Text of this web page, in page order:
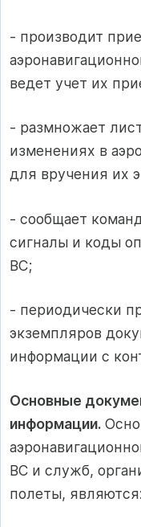
- производит
ведет учет их
- размножает
изменениях в
для вручения их
- сообщает
сигналы и коды
ВС;
- периодически
экземпляров
информации с
Основные
информации.
ВС и служб,
полеты, являются: